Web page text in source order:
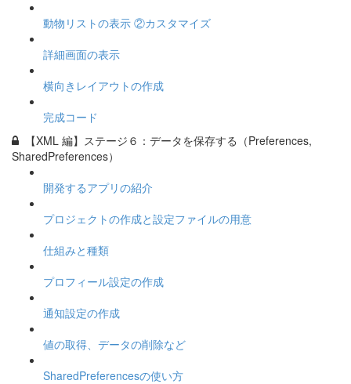
動物リストの表示 ②カスタマイズ
詳細画面の表示
横向きレイアウトの作成
完成コード
【XML 編】ステージ６：データを保存する（Preferences,
SharedPreferences）
開発するアプリの紹介
プロジェクトの作成と設定ファイルの用意
仕組みと種類
プロフィール設定の作成
通知設定の作成
値の取得、データの削除など
SharedPreferencesの使い方